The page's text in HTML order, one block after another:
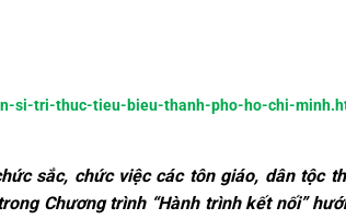
si-tri-thuc-tieu-bieu-thanh-pho-ho-chi-
sắc, chức việc các tôn giáo, dân tộc
Chương trình “Hành trình kết nối”